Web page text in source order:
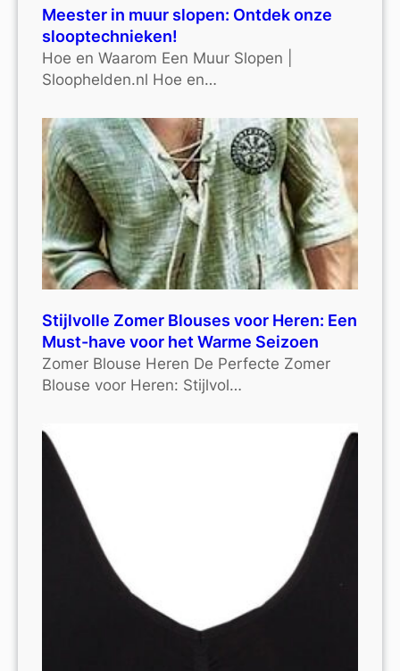
Meester in muur slopen: Ontdek onze
slooptechnieken!
Hoe en Waarom Een Muur Slopen |
Sloophelden.nl Hoe en…
Stijlvolle Zomer Blouses voor Heren: Een
Must-have voor het Warme Seizoen
Zomer Blouse Heren De Perfecte Zomer
Blouse voor Heren: Stijlvol…